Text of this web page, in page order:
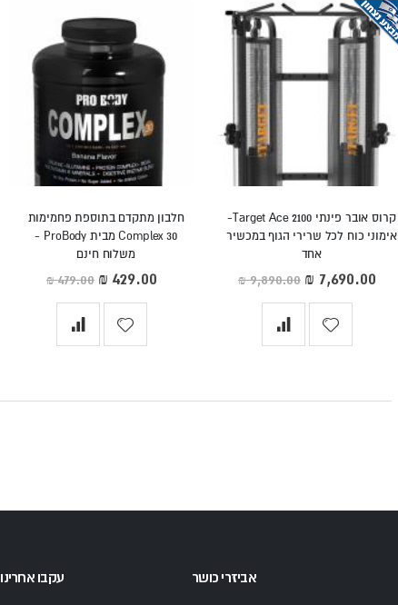
קרוס אובר פינתי 2100 Target Ace-
אימוני כוח לכל שרירי הגוף במכשיר
אחד
‏9,890.00 ₪ מחיר
מיוחד
חלבון מתקדם בתוספת פחמימות
Complex 30 מבית ProBody -
משלוח חינם
‏479.00 ₪ מחיר
מיוחד
אביזרי כושר עקבו אחרינו